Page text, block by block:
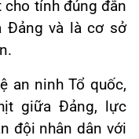
tính đúng đắn
Đảng và là cơ sở
an ninh Tổ quốc,
giữa Đảng, lực
đội nhân dân với